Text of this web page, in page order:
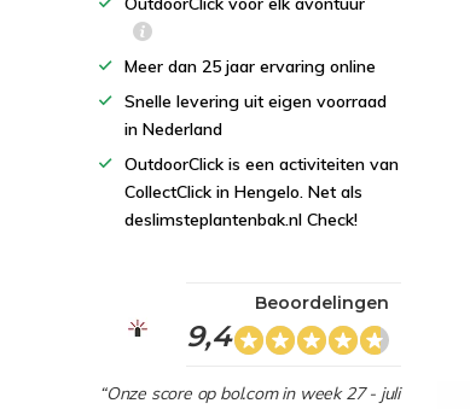
Meer dan 25 jaar ervaring online
Snelle levering uit eigen voorraad
in Nederland
OutdoorClick is een activiteiten van
CollectClick in Hengelo. Net als
deslimsteplantenbak.nl Check!
9,4
Beoordelingen
“Onze score op bol.com in week 27 - juli